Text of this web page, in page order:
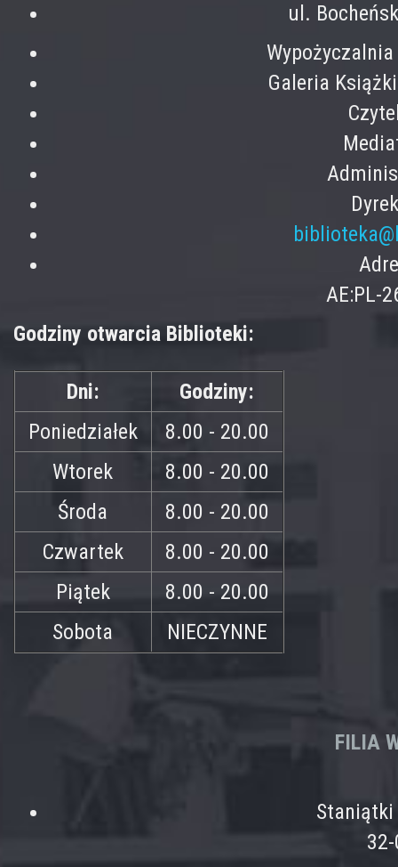
ul.
Galeria
AE:PL-
Godziny otwarcia Biblioteki:
Dni:
Godziny:
Poniedziałek
8.00 - 20.00
Wtorek
8.00 - 20.00
Środa
8.00 - 20.00
Czwartek
8.00 - 20.00
Piątek
8.00 - 20.00
Sobota
NIECZYNNE
FILIA